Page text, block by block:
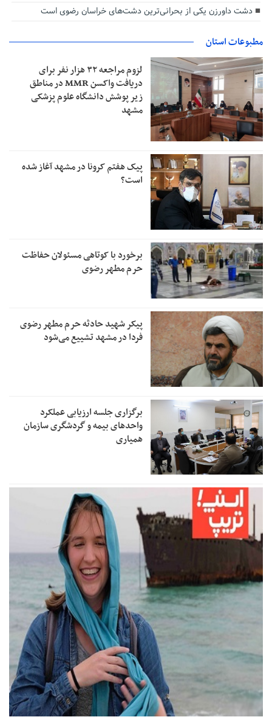
دشت داورزن یکی از بحرانی‌ترین دشت‌های خراسان رضوی است
مطبوعات استان
لزوم مراجعه ۳۲ هزار نفر برای
دریافت واکسن MMR در مناطق
زیر پوشش دانشگاه علوم پزشکی
مشهد
پیک هفتم کرونا در مشهد آغاز شده
است؟
برخورد با کوتاهی مسئولان حفاظت
حرم مطهر رضوی
پیکر شهید حادثه حرم مطهر رضوی
فردا در مشهد تشییع می‌شود
برگزاری جلسه ارزیابی عملکرد
واحدهای بیمه و گردشگری سازمان
همیاری